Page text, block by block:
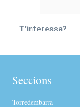
T’interessa?
Seccions
Torredembarra